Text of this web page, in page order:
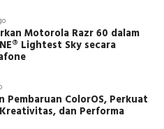
Motorola Razr 60 dalam
Lightest Sky secara
Pembaruan ColorOS, Perkuat
dan Performa